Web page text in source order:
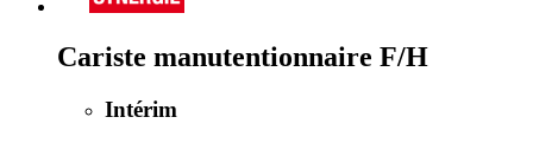
Cariste manutentionnaire F/H
Intérim